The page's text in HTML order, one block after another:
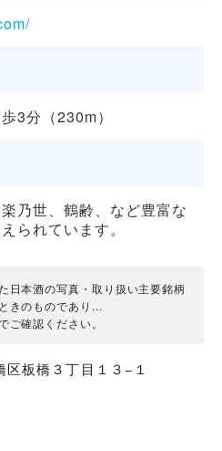
3分（230m）
乃世、鶴齢、など豊富な
られています。
日本酒の写真・取り扱い主要銘柄
きのものであり...
ご確認ください。
板橋３丁目１３−１